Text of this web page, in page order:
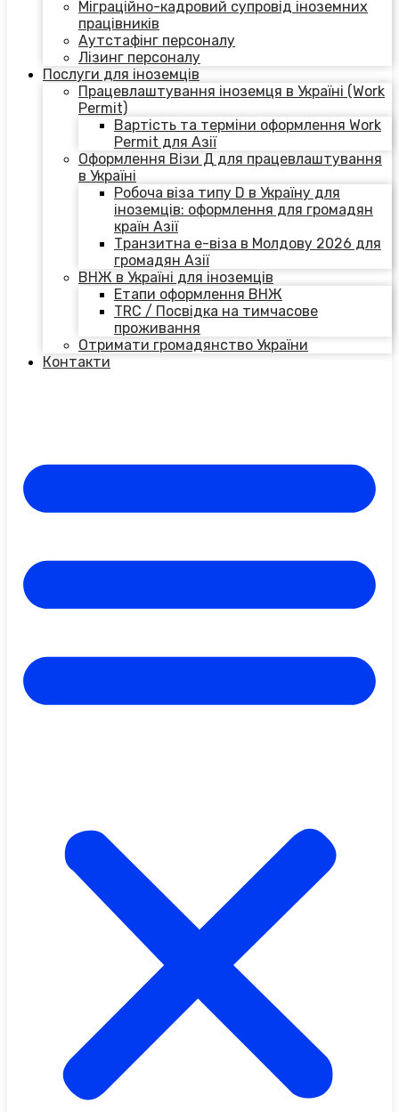
Міграційно-кадровий супровід іноземних
працівників
Аутстафінг персоналу
Лізинг персоналу
Послуги для іноземців
Працевлаштування іноземця в Україні (Work
Permit)
Вартість та терміни оформлення Work
Permit для Азії
Оформлення Візи Д для працевлаштування
в Україні
Робоча віза типу D в Україну для
іноземців: оформлення для громадян
країн Азії
Транзитна е-віза в Молдову 2026 для
громадян Азії
ВНЖ в Україні для іноземців
Етапи оформлення ВНЖ
TRC / Посвідка на тимчасове
проживання
Отримати громадянство України
Контакти